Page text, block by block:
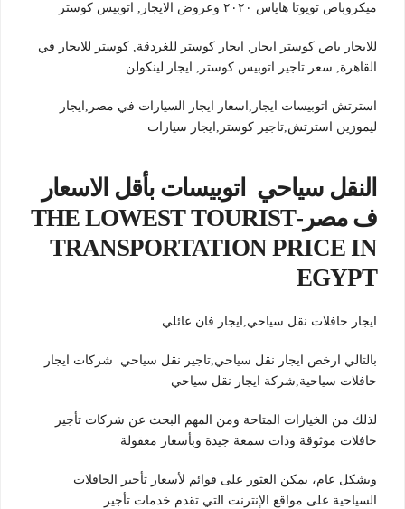
ميكروباص تويوتا هاياس ٢٠٢٠ وعروض الايجار, اتوبيس كوستر
للايجار باص كوستر ايجار, ايجار كوستر للغردقة, كوستر للايجار في
القاهرة, سعر تاجير اتوبيس كوستر, ايجار لينكولن
استرتش اتوبيسات ايجار,اسعار ايجار السيارات في مصر,ايجار
ليموزين استرتش,تاجير كوستر,ايجار سيارات
النقل سياحي اتوبيسات بأقل الاسعار
ف مصر-THE LOWEST TOURIST
TRANSPORTATION PRICE IN
EGYPT
ايجار حافلات نقل سياحي,ايجار فان عائلي
بالتالي ارخص ايجار نقل سياحي,تاجير نقل سياحي شركات ايجار
حافلات سياحية,شركة ايجار نقل سياحي
لذلك من الخيارات المتاحة ومن المهم البحث عن شركات تأجير
حافلات موثوقة وذات سمعة جيدة وبأسعار معقولة
وبشكل عام، يمكن العثور على قوائم لأسعار تأجير الحافلات
السياحية على مواقع الإنترنت التي تقدم خدمات تأجير